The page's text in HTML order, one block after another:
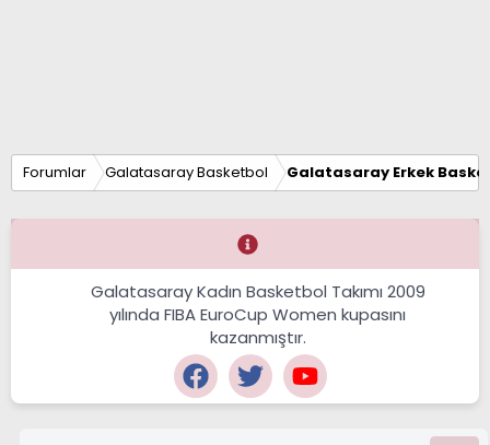
Forumlar Galatasaray Basketbol Galatasaray Erkek
Galatasaray Kadın Basketbol Takımı 2009
yılında FIBA EuroCup Women kupasını
kazanmıştır.